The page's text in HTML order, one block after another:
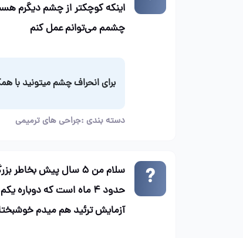
اینکه کوچکتر از چشم دیگرم
چشمم می‌توانم عمل کنم
برای انحراف چشم میتونید با
دسته بندی :جراحی های ترمیمی
سلام من ۵ سال پیش
آزمایش ترئید هم میدم